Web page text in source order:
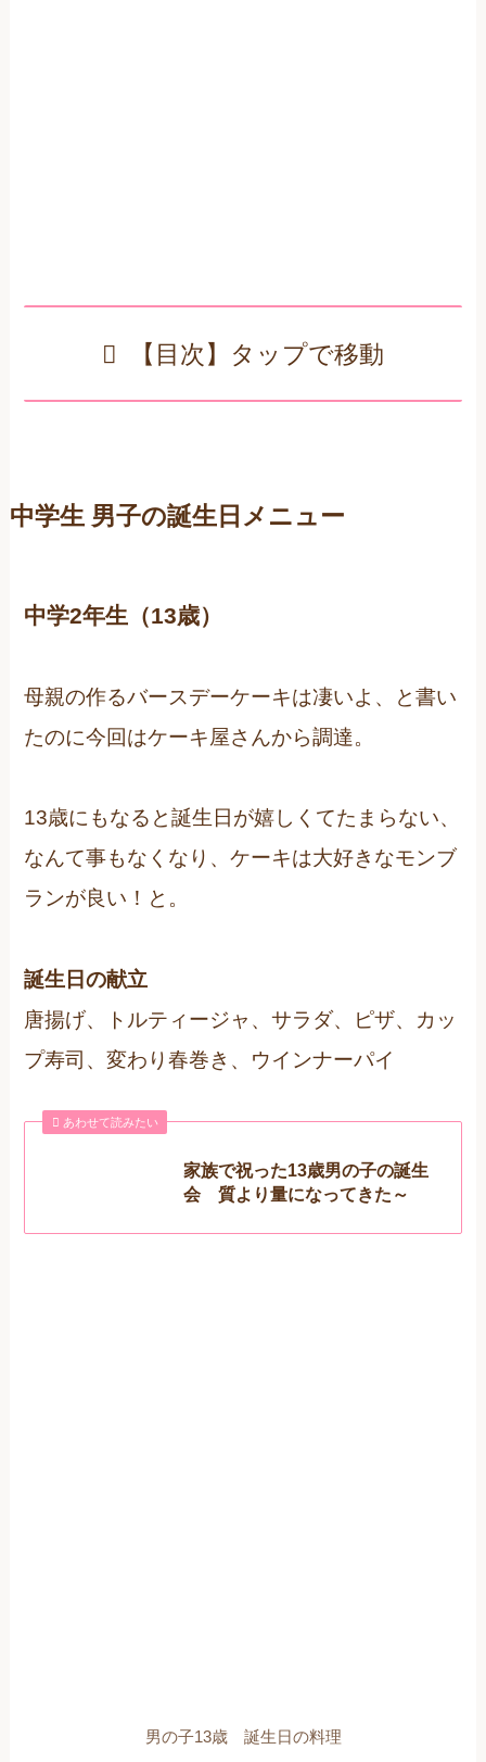
【目次】タップで移動
中学生 男子の誕生日メニュー
中学2年生（13歳）
母親の作るバースデーケーキは凄いよ、と書い
たのに今回はケーキ屋さんから調達。
13歳にもなると誕生日が嬉しくてたまらない、
なんて事もなくなり、ケーキは大好きなモンブ
ランが良い！と。
誕生日の献立
唐揚げ、トルティージャ、サラダ、ピザ、カッ
プ寿司、変わり春巻き、ウインナーパイ
あわせて読みたい
家族で祝った13歳男の子の誕生
会 質より量になってきた～
男の子13歳 誕生日の料理